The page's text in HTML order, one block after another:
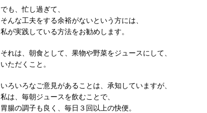
でも、忙し過ぎて、
そんな工夫をする余裕がないという方には、
私が実践している方法をお勧めします。
それは、朝食として、果物や野菜をジュースにして、
いただくこと。
いろいろなご意見があることは、承知していますが、
私は、毎朝ジュースを飲むことで、
胃腸の調子も良く、毎日３回以上の快便。